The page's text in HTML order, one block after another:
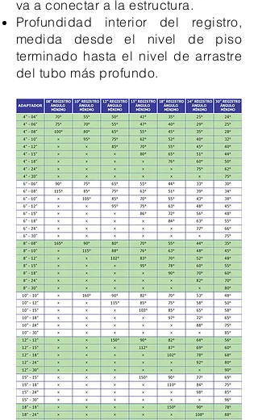
va a conectar a la estructura.
Profundidad interior del registro,
medida desde el nivel de piso
terminado hasta el nivel de arrastre
del tubo más profundo.